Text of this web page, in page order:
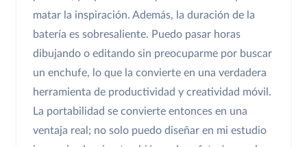
matar la inspiración. Además, la duración de la
batería es sobresaliente. Puedo pasar horas
dibujando o editando sin preocuparme por buscar
un enchufe, lo que la convierte en una verdadera
herramienta de productividad y creatividad móvil.
La portabilidad se convierte entonces en una
ventaja real; no solo puedo diseñar en mi estudio